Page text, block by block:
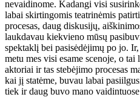
nevaidinome. Kadangi visi
labai skirtingomis teatrinėmis
procesas, daug diskusijų,
laukdavau kiekvieno mūsų
spektaklį bei pasisėdėjimų po jo.
metu mes visi esame scenoje, o
aktoriai ir tas stebėjimo procesas
kai jį statėme, buvau labai
tiek ir daug buvo mano